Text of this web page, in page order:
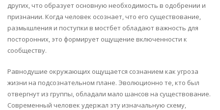
других, что образует основную необходимость в одобрении и
признании. Когда человек осознает, что его существование,
размышления и поступки в мостбет обладают важность для
посторонних, это формирует ощущение включенности к
сообществу.
Равнодушие окружающих ощущается сознанием как угроза
жизни на подсознательном плане. Эволюционно те, кто был
отвергнут из группы, обладали мало шансов на существование.
Современный человек удержал эту изначальную схему,